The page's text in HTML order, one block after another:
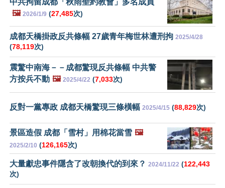
🖼️ 2026/1/9 (27,485次)
成都天橋掛政反共條幅 27歲青年梅世林遭刑拘 2025/4/28
(78,119次)
震驚中南海－－成都驚現反共條幅 中共警
方按兵不動 🖼️ 2025/4/22 (7,033次)
反對一黨專政 成都天橋驚現三條橫幅 2025/4/15 (88,829次)
景區造假 成都「雪村」用棉花當雪 🖼️
2025/2/10 (126,165次)
大量獻忠事件隱含了改朝換代的到來？ 2024/11/22 (122,443
次)